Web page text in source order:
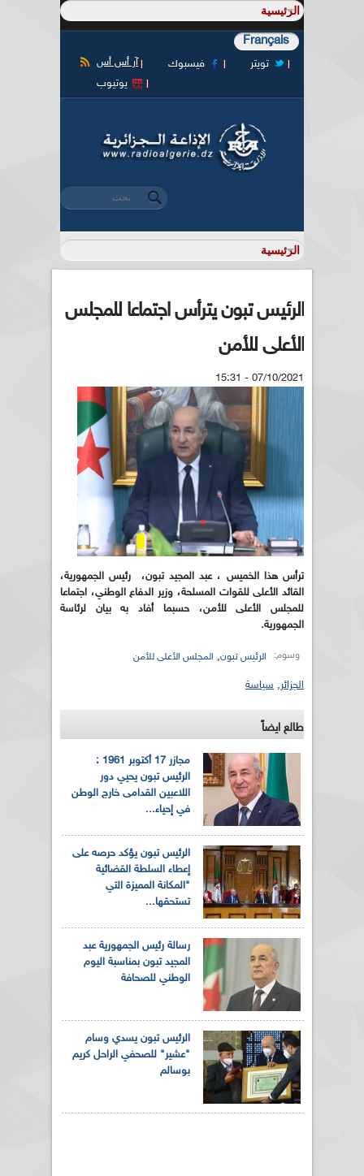
Français
آر أس أس فيسبوك
تويتر
يوتيوب
استمارة البحث
‏بحث ‏
الرئيس تبون يترأس اجتماعا للمجلس
الأعلى للأمن
07/10/2021 - 15:31
ترأس هذا الخميس ، عبد المجيد تبون، رئيس الجمهورية،
القائد الأعلى للقوات المسلحة، وزير الدفاع الوطني، اجتماعا
للمجلس الأعلى للأمن، حسبما أفاد به بيان لرئاسة
الجمهورية.
وسوم: الرئيس تبون, المجلس الأعلى للأمن
الجزائر, سياسة
طالع ايضاً
مجازر 17 أكتوبر 1961 :
الرئيس تبون يحيي دور
اللاعبين القدامى خارج الوطن
في إحياء...
الرئيس تبون يؤكد حرصه على
إعطاء السلطة القضائية
"المكانة المميزة التي
تستحقها...
رسالة رئيس الجمهورية عبد
المجيد تبون بمناسبة اليوم
الوطني للصحافة
الرئيس تبون يسدي وسام
"عشير" للصحفي الراحل كريم
بوسالم